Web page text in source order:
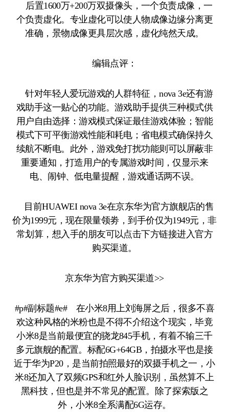
后置1600万+200万双摄像头，一个负责成像，一
个负责虚化。专业虚化可以使人物成像边缘分离更
准确，景物成像更具层次感，虚化纯然天成。
编辑点评：
针对年轻人爱玩游戏的人群特征，nova 3e还有游
戏助手这一贴心的功能。游戏助手提供三种模式供
用户自由选择：游戏模式保证最佳游戏体验；智能
模式下可平衡游戏性能和耗电；省电模式确保持久
续航不断电。此外，游戏免打扰功能则可以屏蔽非
重要通知，打造用户的专属游戏时间，仅显示来
电、闹钟、低电量提醒，游戏通话两不误。
目前HUAWEI nova 3e在京东华为官方旗舰店的售
价为1999元，现在限量领劵，到手价仅为1949元，非
常划算，想入手的朋友可以点击下方链接进入官方
购买渠道。
京东华为官方购买渠道>>
#p#副标题#e# 在小米8用上刘海屏之后，很多不喜
欢这种风格的米粉也是不得不介绍这个现实，毕竟
小米8是当前最便宜的骁龙845手机，有着不输三千
多元旗舰的配置。标配6G+64GB，拍摄水平也是接
近于华为P20，是当前拍照最好的双摄手机之一，小
米8还加入了双频GPS和红外人脸识别，虽然算不上
黑科技，但也是并不常见的配置。除了探索版之
外，小米8全系满配6G运存。